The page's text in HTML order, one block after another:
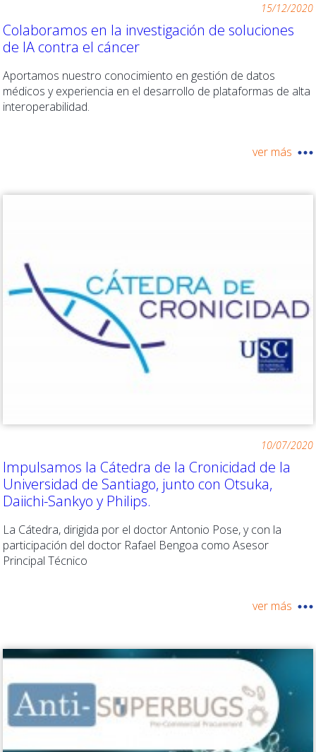
15/12/2020
Colaboramos en la investigación de soluciones
de IA contra el cáncer
Aportamos nuestro conocimiento en gestión de datos
médicos y experiencia en el desarrollo de plataformas de alta
interoperabilidad.
ver más
10/07/2020
Impulsamos la Cátedra de la Cronicidad de la
Universidad de Santiago, junto con Otsuka,
Daiichi-Sankyo y Philips.
La Cátedra, dirigida por el doctor Antonio Pose, y con la
participación del doctor Rafael Bengoa como Asesor
Principal Técnico
ver más